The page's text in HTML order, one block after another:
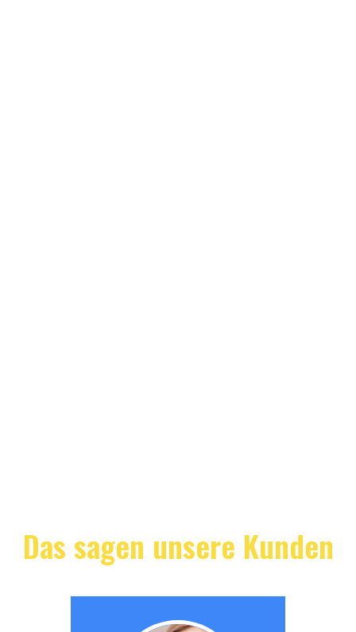
Das sagen unsere Kunden